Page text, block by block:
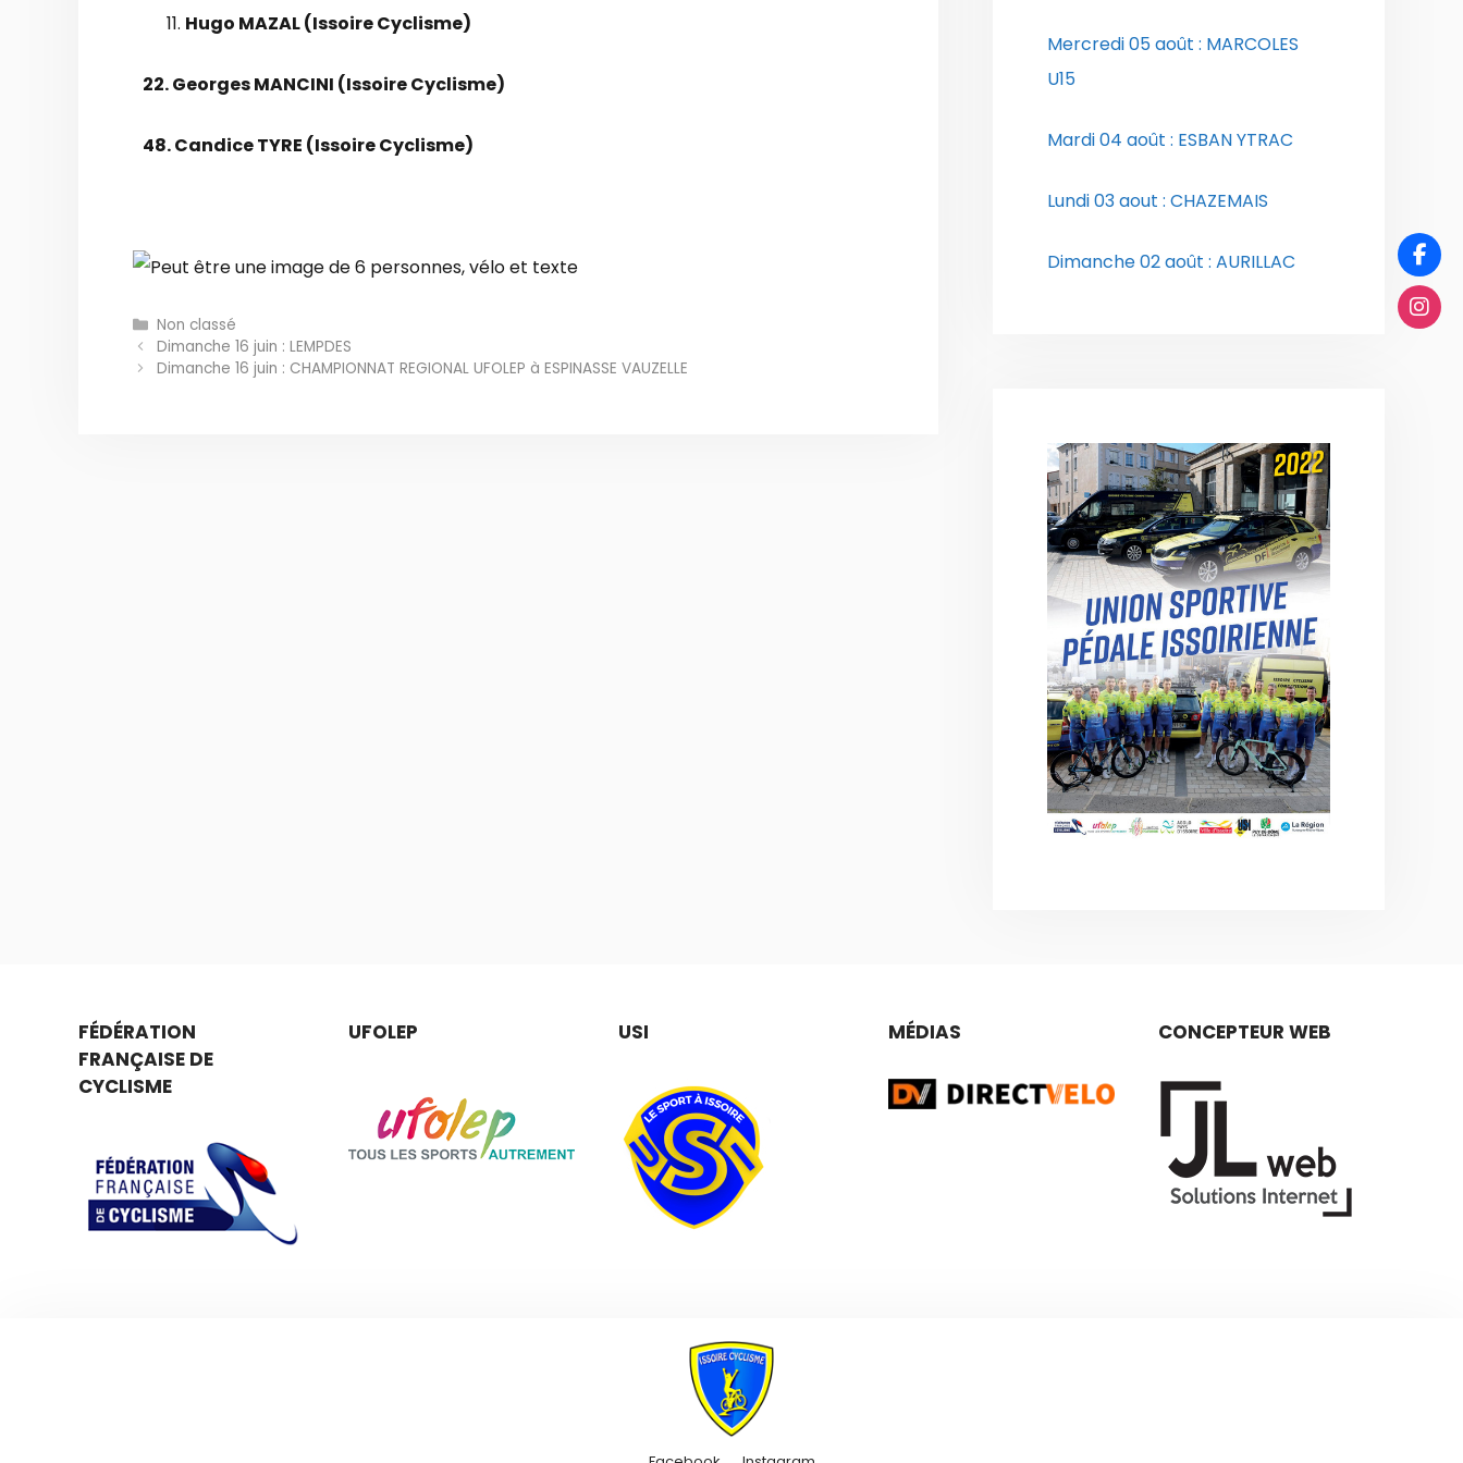
Hugo MAZAL (Issoire Cyclisme)
22. Georges MANCINI (Issoire Cyclisme)
48. Candice TYRE (Issoire Cyclisme)
Catégories
Non classé
Dimanche 16 juin : LEMPDES
Dimanche 16 juin : CHAMPIONNAT REGIONAL UFOLEP à ESPINASSE VAUZELLE
Mercredi 05 août : MARCOLES
U15
Mardi 04 août : ESBAN YTRAC
Lundi 03 aout : CHAZEMAIS
Dimanche 02 août : AURILLAC
FÉDÉRATION
FRANÇAISE DE
CYCLISME
UFOLEP USI MÉDIAS CONCEPTEUR WEB